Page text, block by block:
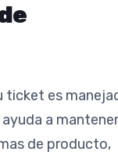
ticket es
a mantener
de producto,